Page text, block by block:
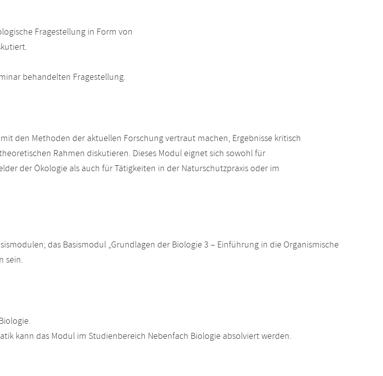
Fragestellung in Form von
behandelten Fragestellung.
den Methoden der aktuellen Forschung vertraut machen, Ergebnisse kritisch
Rahmen diskutieren. Dieses Modul eignet sich sowohl für
der Ökologie als auch für Tätigkeiten in der Naturschutzpraxis oder im
das Basismodul „Grundlagen der Biologie 3 – Einführung in die Organismische
sein.
kann das Modul im Studienbereich Nebenfach Biologie absolviert werden.